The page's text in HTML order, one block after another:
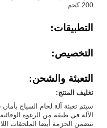
200 كجم.
التطبيقات:
التخصيص:
التعبئة والشحن:
تغليف المنتج:
سيتم تعبئة آلة لحام السياج
الآلة في طبقة من الرغوة
تتضمن الحزمة أيضا الملحقات